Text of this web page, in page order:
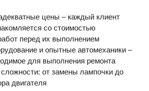
цены – каждый клиент
со стоимостью
перед их выполнением
и опытные автомеханики –
для выполнения ремонта
от замены лампочки до
двигателя